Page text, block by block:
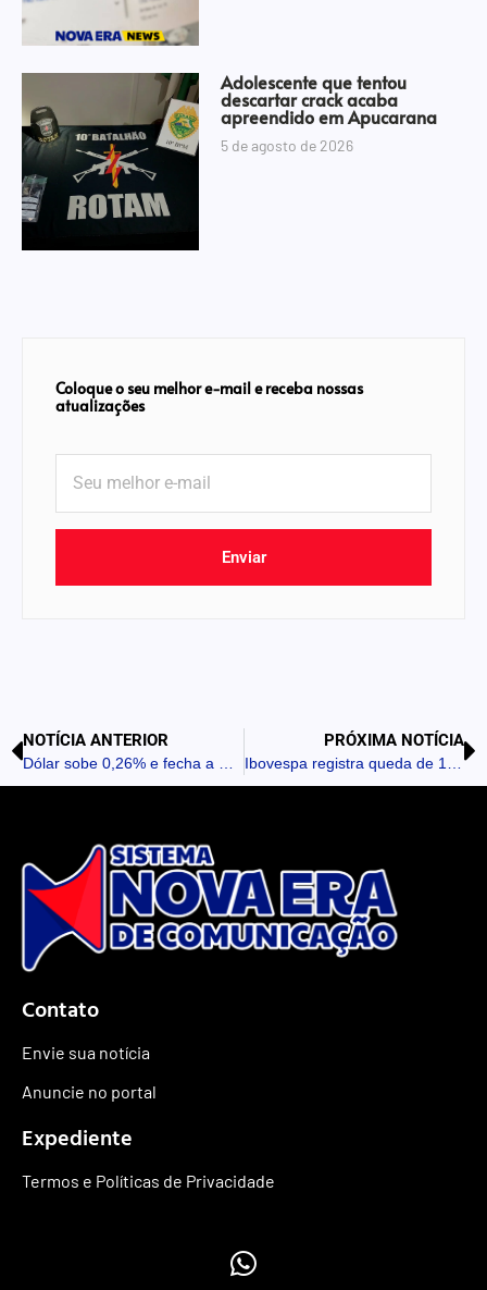
Adolescente que tentou
descartar crack acaba
apreendido em Apucarana
5 de agosto de 2026
Coloque o seu melhor e-mail e receba nossas
atualizações
Enviar
NOTÍCIA ANTERIOR
Dólar sobe 0,26% e fecha a R$ 5,53
PRÓXIMA NOTÍCIA
Ibovespa registra queda de 1,55%, no último fechamento
Contato
Envie sua notícia
Anuncie no portal
Expediente
Termos e Políticas de Privacidade